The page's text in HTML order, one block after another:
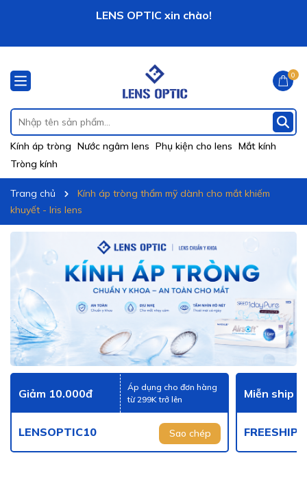
LENS OPTIC xin chào!
Vô vàng khuyến mãi hấp dẫn đang chờ đợi bạn!
Kính áp tròng Nước ngâm lens Phụ kiện cho lens Mắt kính
Tròng kính
0
Trang chủ
Kính áp tròng thẩm mỹ dành cho mắt khiếm
khuyết - Iris lens
Giảm 10.000đ
Áp dụng cho đơn hàng
từ 299K trở lên
LENSOPTIC10 Sao chép
Miễn ship
FREESHIP